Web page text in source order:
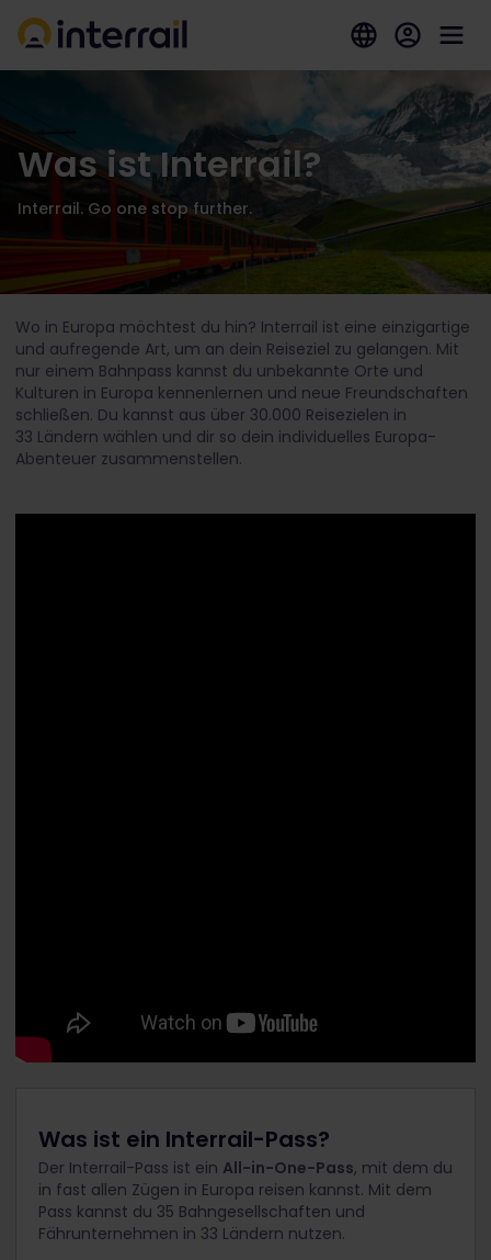
Was ist Interrail?
Interrail. Go one stop further.
Wo in Europa möchtest du hin? Interrail ist eine einzigartige
und aufregende Art, um an dein Reiseziel zu gelangen. Mit
nur einem Bahnpass kannst du unbekannte Orte und
Kulturen in Europa kennenlernen und neue Freundschaften
schließen. Du kannst aus über 30.000 Reisezielen in
33 Ländern wählen und dir so dein individuelles Europa-
Abenteuer zusammenstellen.
Was ist ein Interrail-Pass?
Der Interrail-Pass ist ein All-in-One-Pass, mit dem du
in fast allen Zügen in Europa reisen kannst. Mit dem
Pass kannst du 35 Bahngesellschaften und
Fährunternehmen in 33 Ländern nutzen.